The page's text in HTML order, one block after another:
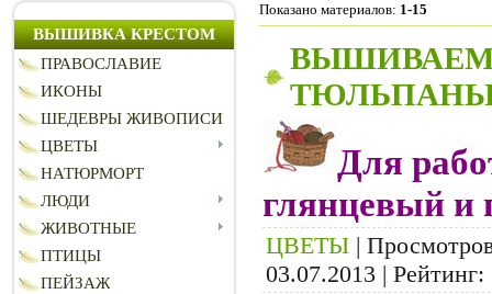
ВЫШИВКА КРЕСТОМ
ПРАВОСЛАВИЕ
ИКОНЫ
ШЕДЕВРЫ ЖИВОПИСИ
ЦВЕТЫ
НАТЮРМОРТ
ЛЮДИ
ЖИВОТНЫЕ
ПТИЦЫ
ПЕЙЗАЖ
Показано материалов: 1-15
ВЫШИВАЕМ
Для
глянцевый и
ЦВЕТЫ |
03.07.2013 | Рейтинг: